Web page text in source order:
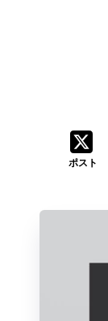
ポスト